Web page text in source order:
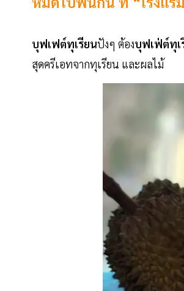
บุฟเฟต์ทุเรียนปังๆ ต้องบุฟเฟ่ต์ทุเ
สุดครีเอทจากทุเรียน และผลไม้